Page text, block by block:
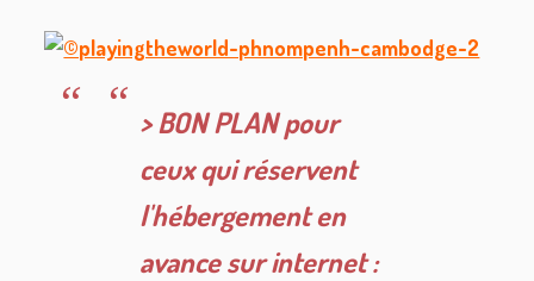
> BON PLAN pour
ceux qui réservent
l'hébergement en
avance sur internet :